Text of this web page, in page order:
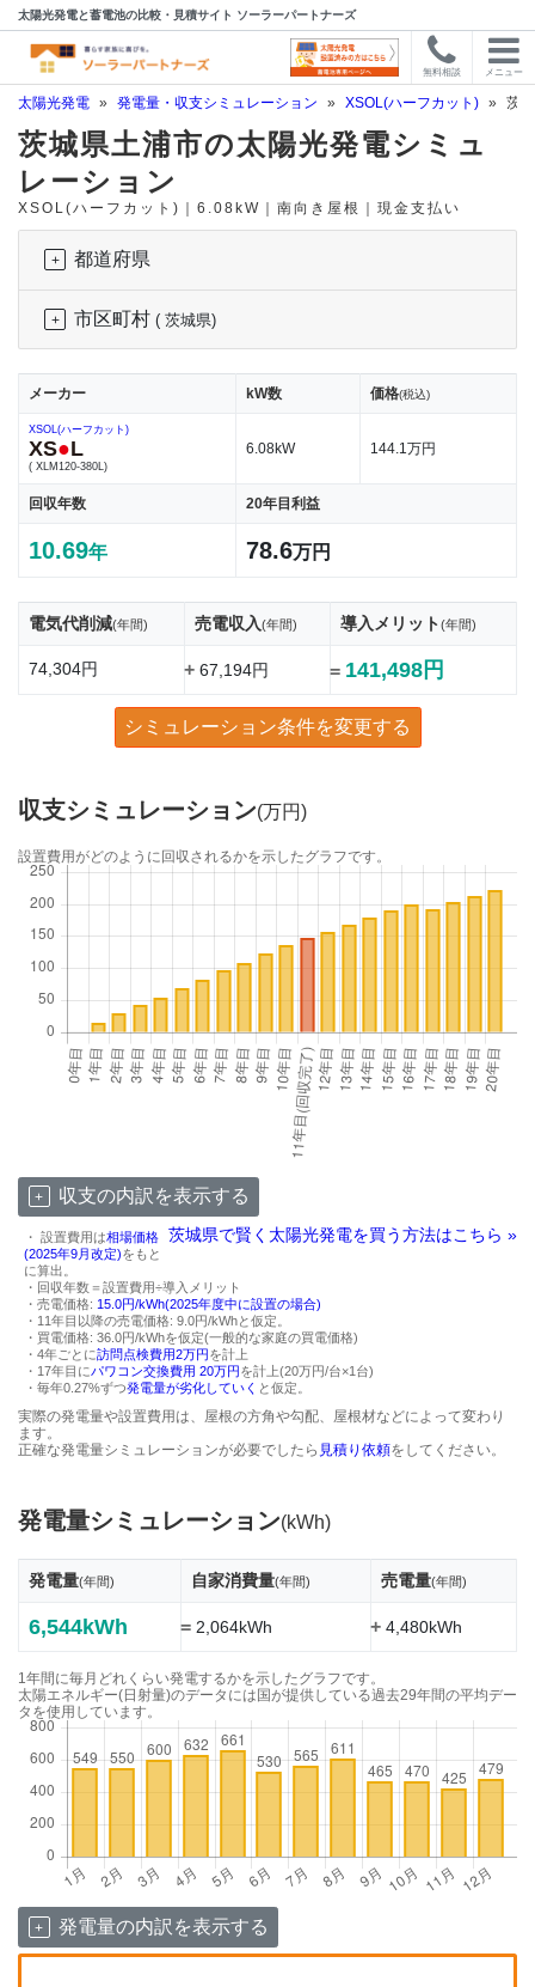
太陽光発電と蓄電池の比較・見積サイト ソーラーパートナーズ
無料相談 メニュー
太陽光発電 » 発電量・収支シミュレーション » XSOL(ハーフカット) » 茨
茨城県土浦市の太陽光発電シミュ
レーション
XSOL(ハーフカット)｜6.08kW｜南向き屋根｜現金支払い
都道府県
市区町村 ( 茨城県)
メーカー kW数 価格(税込)
XSOL(ハーフカット)
XS●L
( XLM120-380L)
6.08kW 144.1万円
回収年数 20年目利益
10.69年 78.6万円
電気代削減(年間) 売電収入(年間) 導入メリット(年間)
74,304円 +67,194円 = 141,498円
シミュレーション条件を変更する
収支シミュレーション(万円)
設置費用がどのように回収されるかを示したグラフです。
収支の内訳を表示する
茨城県で賢く太陽光発電を買う方法はこちら »
・ 設置費用は相場価格
(2025年9月改定)をもと
に算出。
・回収年数＝設置費用÷導入メリット
・売電価格: 15.0円/kWh(2025年度中に設置の場合)
・11年目以降の売電価格: 9.0円/kWhと仮定。
・買電価格: 36.0円/kWhを仮定(一般的な家庭の買電価格)
・4年ごとに訪問点検費用2万円を計上
・17年目にパワコン交換費用 20万円を計上(20万円/台×1台)
・毎年0.27%ずつ発電量が劣化していく と仮定。
実際の発電量や設置費用は、屋根の方角や勾配、屋根材などによって変わり
ます。
正確な発電量シミュレーションが必要でしたら 見積り依頼をしてください。
発電量シミュレーション(kWh)
発電量(年間) 自家消費量(年間) 売電量(年間)
6,544kWh =2,064kWh +4,480kWh
1年間に毎月どれくらい発電するかを示したグラフです。
太陽エネルギー(日射量)のデータには国が提供している過去29年間の平均デー
タを使用しています。
発電量の内訳を表示する